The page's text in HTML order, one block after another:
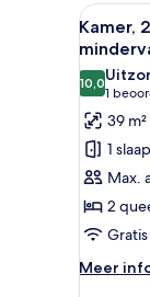
Alle
foto's
voor
Kamer,
2
bedden,
voor
3
Kamer,
10,010,0 van
1
(1
39 m²
1
Max.
2
Meer
Meer